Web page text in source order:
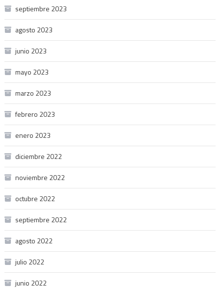
septiembre 2023
agosto 2023
junio 2023
mayo 2023
marzo 2023
febrero 2023
enero 2023
diciembre 2022
noviembre 2022
octubre 2022
septiembre 2022
agosto 2022
julio 2022
junio 2022